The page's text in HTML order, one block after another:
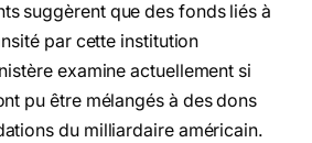
suggèrent que des fonds liés à
par cette institution
examine actuellement si
pu être mélangés à des dons
du milliardaire américain.